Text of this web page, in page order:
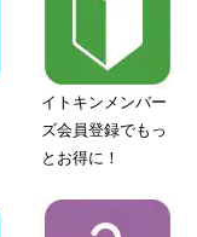
イトキンメンバー
ズ会員登録でもっ
とお得に！